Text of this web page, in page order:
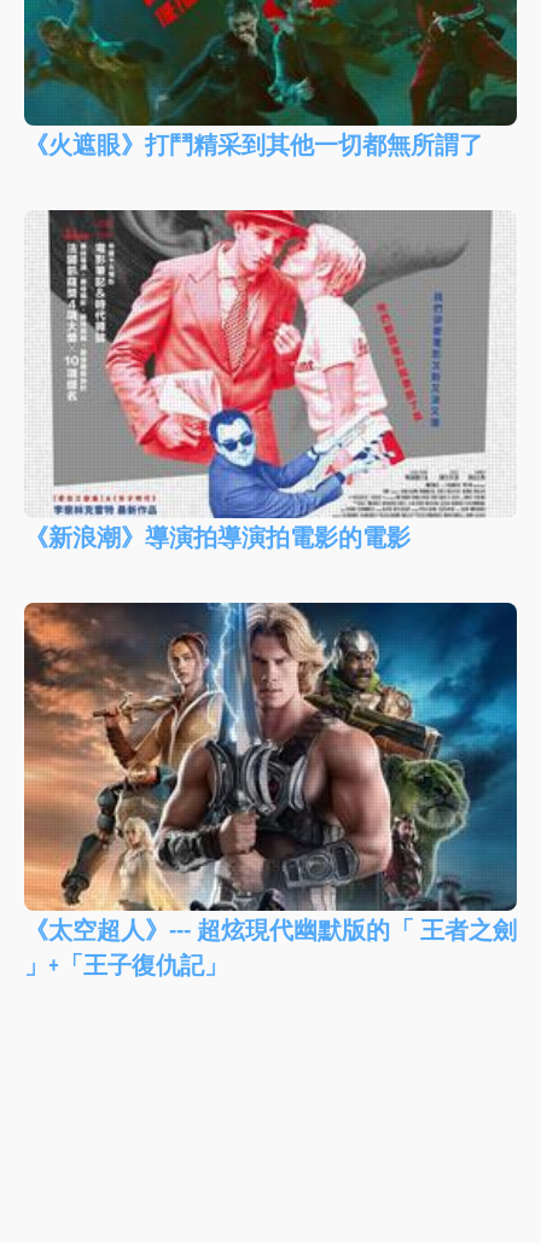
《火遮眼》打鬥精采到其他一切都無所謂了
《新浪潮》導演拍導演拍電影的電影
《太空超人》--- 超炫現代幽默版的「 王者之劍
」+「王子復仇記」